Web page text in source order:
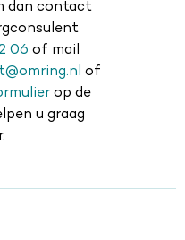
dan contact
06 of mail
of
op de
u graag